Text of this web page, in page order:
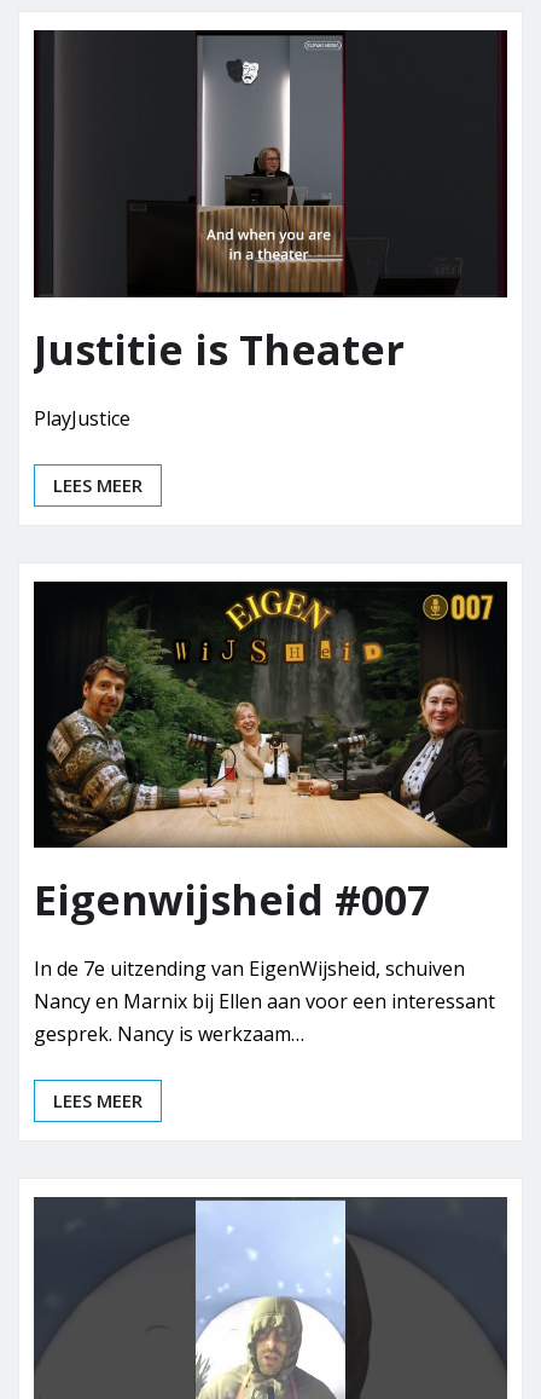
Justitie is Theater
PlayJustice
LEES MEER
Eigenwijsheid #007
In de 7e uitzending van EigenWijsheid, schuiven
Nancy en Marnix bij Ellen aan voor een interessant
gesprek. Nancy is werkzaam…
LEES MEER